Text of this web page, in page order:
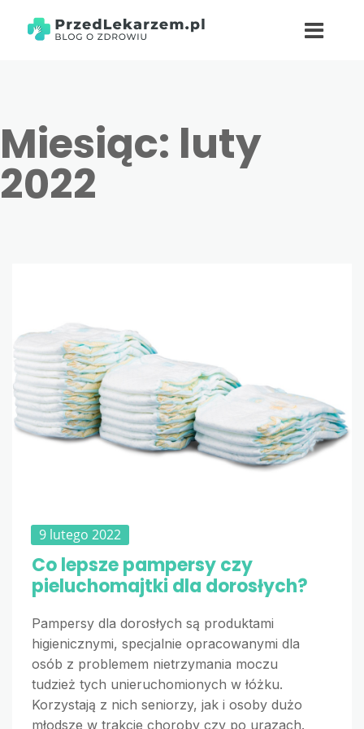
Miesiąc: luty
2022
9 lutego 2022
Co lepsze pampersy czy
pieluchomajtki dla dorosłych?
Pampersy dla dorosłych są produktami
higienicznymi, specjalnie opracowanymi dla
osób z problemem nietrzymania moczu
tudzież tych unieruchomionych w łóżku.
Korzystają z nich seniorzy, jak i osoby dużo
młodsze w trakcie choroby czy po urazach.